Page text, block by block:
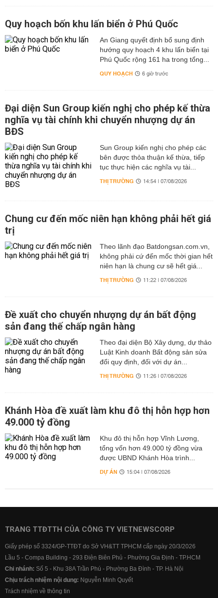
Quy hoạch bốn khu lấn biển ở Phú Quốc
An Giang quyết định bổ sung định
hướng quy hoạch 4 khu lấn biển tại
Phú Quốc rộng 161 ha trong tổng...
QUY HOẠCH 6 giờ trước
Đại diện Sun Group kiến nghị cho phép kế thừa
nghĩa vụ tài chính khi chuyển nhượng dự án
BĐS
Sun Group kiến nghị cho phép các
bên được thỏa thuận kế thừa, tiếp
tục thực hiện các nghĩa vụ tài...
THỊ TRƯỜNG 14:54 | 07/08/2026
Chung cư đến mốc niên hạn không phải hết giá
trị
Theo lãnh đạo Batdongsan.com.vn,
không phải cứ đến mốc thời gian hết
niên hạn là chung cư sẽ hết giá...
THỊ TRƯỜNG 11:22 | 07/08/2026
Đề xuất cho chuyển nhượng dự án bất động
sản đang thế chấp ngân hàng
Theo đại diện Bộ Xây dựng, dự thảo
Luật Kinh doanh Bất động sản sửa
đổi quy định, đối với dự án...
THỊ TRƯỜNG 11:26 | 07/08/2026
Khánh Hòa đề xuất làm khu đô thị hỗn hợp hơn
49.000 tỷ đồng
Khu đô thị hỗn hợp Vĩnh Lương,
tổng vốn hơn 49.000 tỷ đồng vừa
được UBND Khánh Hòa trình...
DỰ ÁN 15:04 | 07/08/2026
TRANG TTĐTTH CỦA CÔNG TY VIETNEWSCORP
Giấy phép số 3324/GP-TTĐT do Sở VH&TT TPHCM cấp ngày 20/3/2026
Lầu 5 - Compa Building - 293 Điện Biên Phủ - Phường Gia Định - TP.HCM
Chi nhánh: Số 5 - Khu 38A Trần Phú - Phường Ba Đình - TP. Hà Nội
Chịu trách nhiệm nội dung: Nguyễn Minh Quyết
Trách nhiệm về thông tin